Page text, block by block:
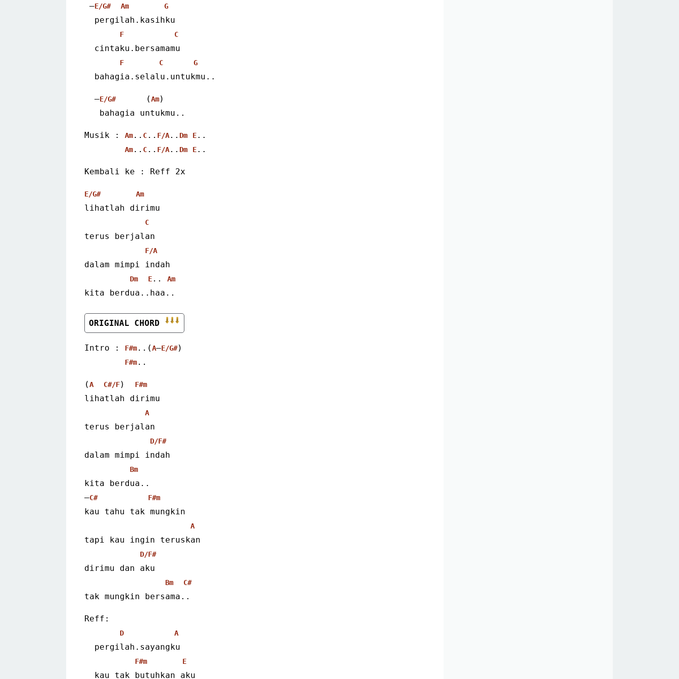
–E/G# Am G
pergilah.kasihku
F C
cintaku.bersamamu
F C G
bahagia.selalu.untukmu..
–E/G# (Am)
bahagia untukmu..
Musik : Am.. C.. F/A.. Dm E..
Am.. C.. F/A.. Dm E..
Kembali ke : Reff 2x
E/G# Am
lihatlah dirimu
C
terus berjalan
F/A
dalam mimpi indah
Dm E.. Am
kita berdua..haa..
ORIGINAL CHORD
Intro : F#m..(A–E/G#)
F#m..
(A C#/F) F#m
lihatlah dirimu
A
terus berjalan
D/F#
dalam mimpi indah
Bm
kita berdua..
–C# F#m
kau tahu tak mungkin
A
tapi kau ingin teruskan
D/F#
dirimu dan aku
Bm C#
tak mungkin bersama..
Reff:
D A
pergilah.sayangku
F#m E
kau tak butuhkan aku